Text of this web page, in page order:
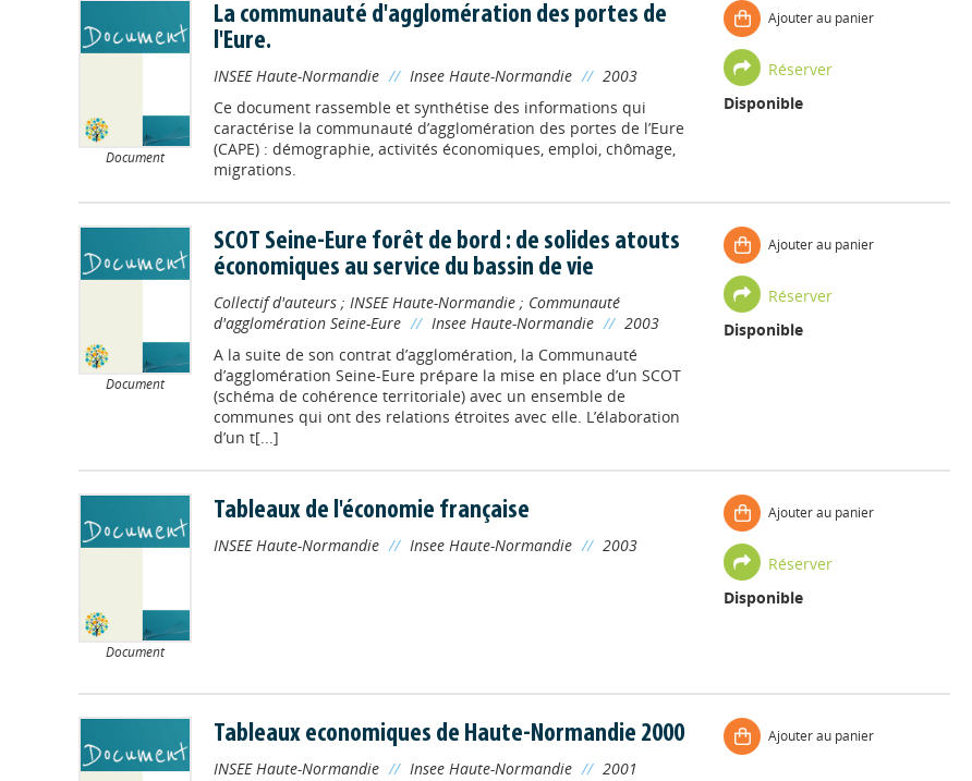
Document
La communauté d'agglomération des portes de
l'Eure.
INSEE Haute-Normandie // Insee Haute-Normandie // 2003
Ce document rassemble et synthétise des informations qui
caractérise la communauté d’agglomération des portes de l’Eure
(CAPE) : démographie, activités économiques, emploi, chômage,
migrations.
Ajouter au panier
Réserver
Disponible
Document
SCOT Seine-Eure forêt de bord : de solides atouts
économiques au service du bassin de vie
Collectif d'auteurs; INSEE Haute-Normandie; Communauté
d'agglomération Seine-Eure // Insee Haute-Normandie // 2003
A la suite de son contrat d’agglomération, la Communauté
d’agglomération Seine-Eure prépare la mise en place d’un SCOT
(schéma de cohérence territoriale) avec un ensemble de
communes qui ont des relations étroites avec elle. L’élaboration
d’un t[...]
Ajouter au panier
Réserver
Disponible
Document
Tableaux de l'économie française
INSEE Haute-Normandie // Insee Haute-Normandie // 2003
Ajouter au panier
Réserver
Disponible
Tableaux economiques de Haute-Normandie 2000
INSEE Haute-Normandie // Insee Haute-Normandie // 2001
Ajouter au panier